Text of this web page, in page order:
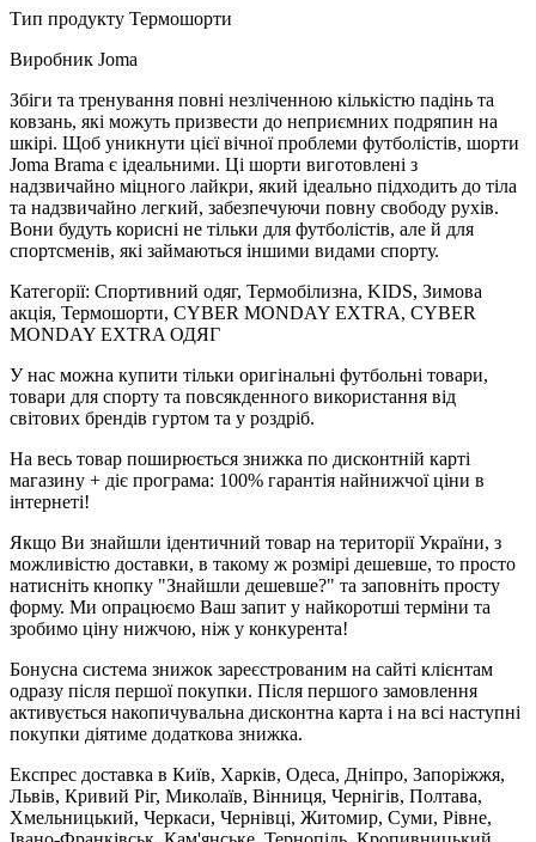
Тип продукту Термошорти
Виробник Joma
Збіги та тренування повні незліченною кількістю падінь та
ковзань, які можуть призвести до неприємних подряпин на
шкірі. Щоб уникнути цієї вічної проблеми футболістів, шорти
Joma Brama є ідеальними. Ці шорти виготовлені з
надзвичайно міцного лайкри, який ідеально підходить до тіла
та надзвичайно легкий, забезпечуючи повну свободу рухів.
Вони будуть корисні не тільки для футболістів, але й для
спортсменів, які займаються іншими видами спорту.
Категорії: Спортивний одяг, Термобілизна, KIDS, Зимова
акція, Термошорти, CYBER MONDAY EXTRA, CYBER
MONDAY EXTRA ОДЯГ
У нас можна купити тільки оригінальні футбольні товари,
товари для спорту та повсякденного використання від
світових брендів гуртом та у роздріб.
На весь товар поширюється знижка по дисконтній карті
магазину + діє програма: 100% гарантія найнижчої ціни в
інтернеті!
Якщо Ви знайшли ідентичний товар на території України, з
можливістю доставки, в такому ж розмірі дешевше, то просто
натисніть кнопку "Знайшли дешевше?" та заповніть просту
форму. Ми опрацюємо Ваш запит у найкоротші терміни та
зробимо ціну нижчою, ніж у конкурента!
Бонусна система знижок зареєстрованим на сайті клієнтам
одразу після першої покупки. Після першого замовлення
активується накопичувальна дисконтна карта і на всі наступні
покупки діятиме додаткова знижка.
Експрес доставка в Київ, Харків, Одеса, Дніпро, Запоріжжя,
Львів, Кривий Ріг, Миколаїв, Вінниця, Чернігів, Полтава,
Хмельницький, Черкаси, Чернівці, Житомир, Суми, Рівне,